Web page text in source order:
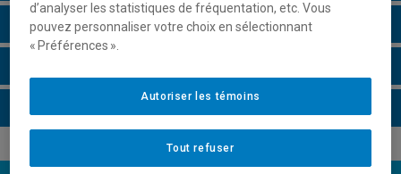
Horaire - Été 2026
d’analyser les statistiques de fréquentation, etc. Vous
pouvez personnaliser votre choix en sélectionnant
« Préférences ».
Tout refuser
Autoriser les témoins